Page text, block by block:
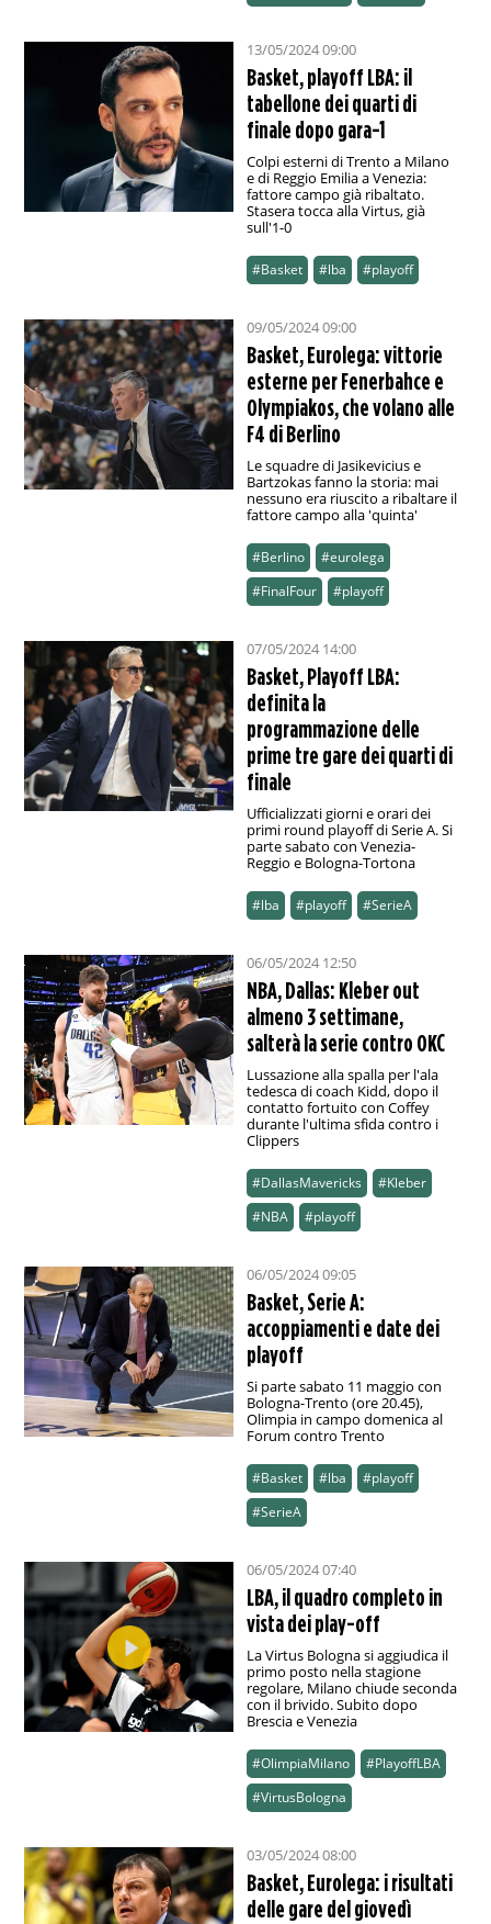
13/05/2024 09:00
Basket, playoff LBA: il
tabellone dei quarti di
finale dopo gara-1
Colpi esterni di Trento a Milano
e di Reggio Emilia a Venezia:
fattore campo già ribaltato.
Stasera tocca alla Virtus, già
sull'1-0
#Basket #lba #playoff
09/05/2024 09:00
Basket, Eurolega: vittorie
esterne per Fenerbahce e
Olympiakos, che volano alle
F4 di Berlino
Le squadre di Jasikevicius e
Bartzokas fanno la storia: mai
nessuno era riuscito a ribaltare il
fattore campo alla 'quinta'
#Berlino
#eurolega
#FinalFour
#playoff
07/05/2024 14:00
Basket, Playoff LBA:
definita la
programmazione delle
prime tre gare dei quarti di
finale
Ufficializzati giorni e orari dei
primi round playoff di Serie A. Si
parte sabato con Venezia-
Reggio e Bologna-Tortona
#lba #playoff #SerieA
06/05/2024 12:50
NBA, Dallas: Kleber out
almeno 3 settimane,
salterà la serie contro OKC
Lussazione alla spalla per l'ala
tedesca di coach Kidd, dopo il
contatto fortuito con Coffey
durante l'ultima sfida contro i
Clippers
#DallasMavericks
#Kleber
#NBA
#playoff
06/05/2024 09:05
Basket, Serie A:
accoppiamenti e date dei
playoff
Si parte sabato 11 maggio con
Bologna-Trento (ore 20.45),
Olimpia in campo domenica al
Forum contro Trento
#Basket #lba
#playoff
#SerieA
06/05/2024 07:40
LBA, il quadro completo in
vista dei play-off
La Virtus Bologna si aggiudica il
primo posto nella stagione
regolare, Milano chiude seconda
con il brivido. Subito dopo
Brescia e Venezia
#OlimpiaMilano
#PlayoffLBA
#VirtusBologna
03/05/2024 08:00
Basket, Eurolega: i risultati
delle gare del giovedì